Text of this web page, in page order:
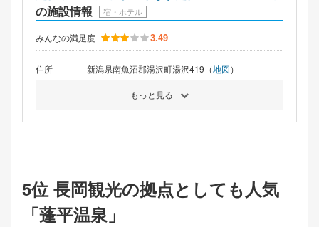
の施設情報
宿・ホテル
みんなの満足度 3.49
住所 新潟県南魚沼郡湯沢町湯沢419（地図）
もっと見る
5位 長岡観光の拠点としても人気
「蓬平温泉」